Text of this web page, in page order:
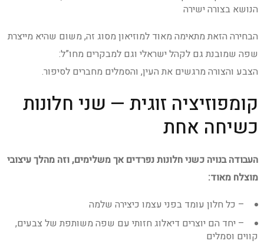
הנושא בצורה ישירה
הבחירה הזאת מתאימה מאוד למוזיאון מסוג זה, משום שהיא מייצרת
שפה שמובנת גם לקהל ישראלי וגם למבקרים מחו”ל:
הצבע והצורה מרגשים את העין, והסמלים מחברים לסיפור.
קומפוזיציה זוגית — שני חלונות
כשיחה אחת
העבודה בנויה כשני חלונות נפרדים אך משלימים, וזה מהלך עיצובי
מוצלח מאוד:
– כל חלון עומד בפני עצמו כיצירה שלמה
– יחד הם יוצרים דיאלוג חזותי עם שפה משותפת של צבעים,
קווים וסמלים